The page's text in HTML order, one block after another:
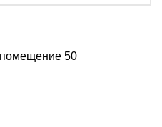
50